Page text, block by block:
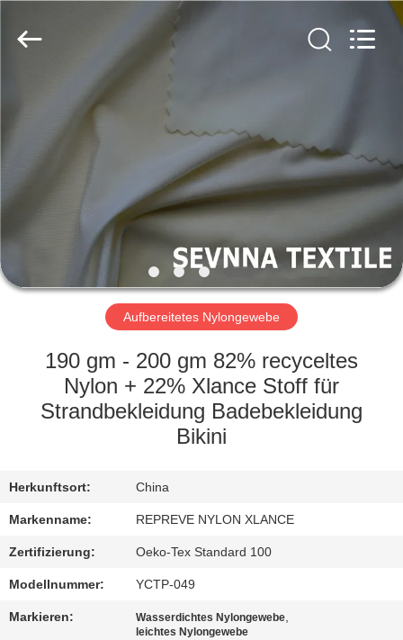
PRODUKTE
VR
SHOW
ÜBER
FABRIK-
AUSFLUG
TRETEN
SIE
MIT
UNS
Rights
Aufbereitetes Nylongewebe
190 gm - 200 gm 82% recyceltes
Nylon + 22% Xlance Stoff für
Strandbekleidung Badebekleidung
Bikini
Herkunftsort: China
Markenname: REPREVE NYLON XLANCE
Zertifizierung: Oeko-Tex Standard 100
Modellnummer: YCTP-049
Markieren: Wasserdichtes Nylongewebe,
leichtes Nylongewebe